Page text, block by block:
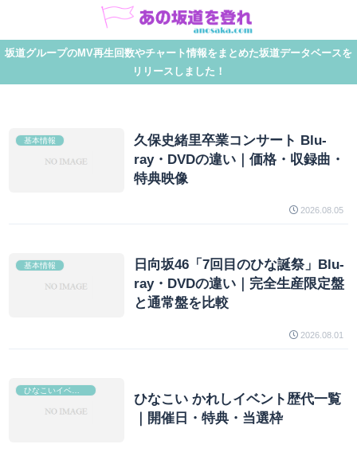
坂道グループのMV再生回数やチャート情報をまとめた坂道データベースを
リリースしました！
基本情報
久保史緒里卒業コンサート Blu-
ray・DVDの違い｜価格・収録曲・
特典映像
2026.08.05
基本情報
日向坂46「7回目のひな誕祭」Blu-
ray・DVDの違い｜完全生産限定盤
と通常盤を比較
2026.08.01
ひなこい かれしイベント歴代一覧
｜開催日・特典・当選枠